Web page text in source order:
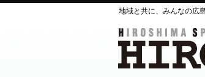
地域と共に、みんなの広